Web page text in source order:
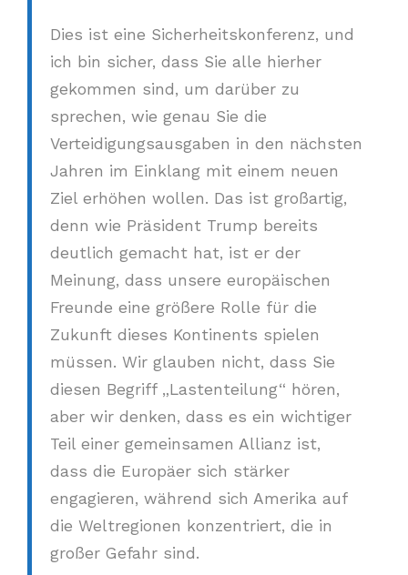
Dies ist eine Sicherheitskonferenz, und
ich bin sicher, dass Sie alle hierher
gekommen sind, um darüber zu
sprechen, wie genau Sie die
Verteidigungsausgaben in den nächsten
Jahren im Einklang mit einem neuen
Ziel erhöhen wollen. Das ist großartig,
denn wie Präsident Trump bereits
deutlich gemacht hat, ist er der
Meinung, dass unsere europäischen
Freunde eine größere Rolle für die
Zukunft dieses Kontinents spielen
müssen. Wir glauben nicht, dass Sie
diesen Begriff „Lastenteilung“ hören,
aber wir denken, dass es ein wichtiger
Teil einer gemeinsamen Allianz ist,
dass die Europäer sich stärker
engagieren, während sich Amerika auf
die Weltregionen konzentriert, die in
großer Gefahr sind.